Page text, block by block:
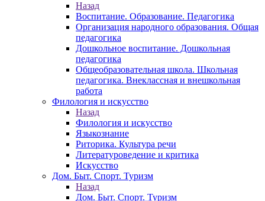
Назад
Воспитание. Образование. Педагогика
Организация народного образования. Общая
педагогика
Дошкольное воспитание. Дошкольная
педагогика
Общеобразовательная школа. Школьная
педагогика. Внеклассная и внешкольная
работа
Филология и искусство
Назад
Филология и искусство
Языкознание
Риторика. Культура речи
Литературоведение и критика
Искусство
Дом. Быт. Спорт. Туризм
Назад
Дом. Быт. Спорт. Туризм